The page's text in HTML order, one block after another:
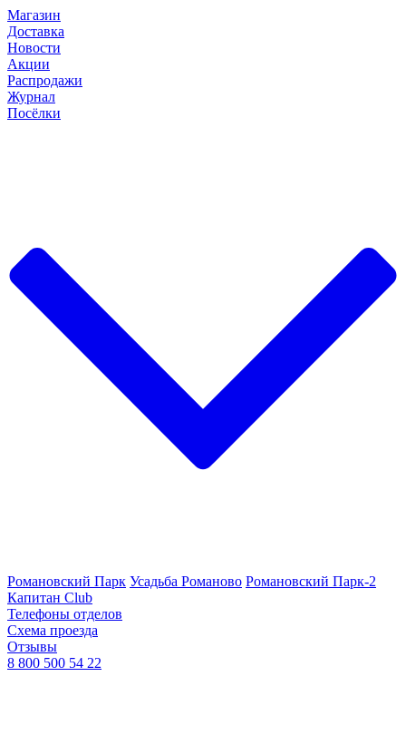
Магазин
Доставка
Новости
Акции
Распродажи
Журнал
Посёлки
Романовский Парк Усадьба Романово Романовский Парк-2
Капитан Club
Телефоны отделов
Схема проезда
Отзывы
8 800 500 54 22